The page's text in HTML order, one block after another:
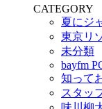
CATEGORY
夏にジ
東京リ
未分類
bayfm
知って
スタッ